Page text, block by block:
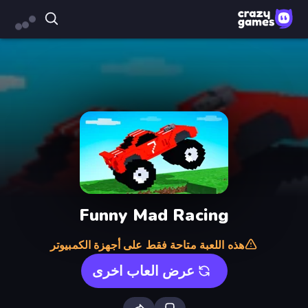
Funny Mad Racing
هذه اللعبة متاحة فقط على أجهزة الكمبيوتر
عرض العاب اخرى